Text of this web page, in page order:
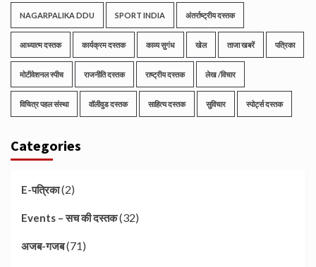
NAGARPALIKA DDU SPORT INDIA अंतर्राष्ट्रीय दस्तक
आध्यात्म दस्तक कार्यक्रम दस्तक काव्य सुगंध खेल ताजा खबरें पत्रिका
मोटीवेशनल स्पीच राजनीति दस्तक राष्ट्रीय दस्तक लेख /विचार
विचित्र पहल संस्था वॉलीवुड दस्तक साहित्य दस्तक सुविचार स्पोर्ट्स दस्तक
Categories
E-पत्रिका(2)
Events – सच की दस्तक(32)
अजब-गजब(71)